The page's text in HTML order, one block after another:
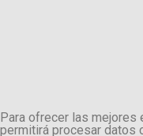
Para ofrecer las
permitirá procesar datos